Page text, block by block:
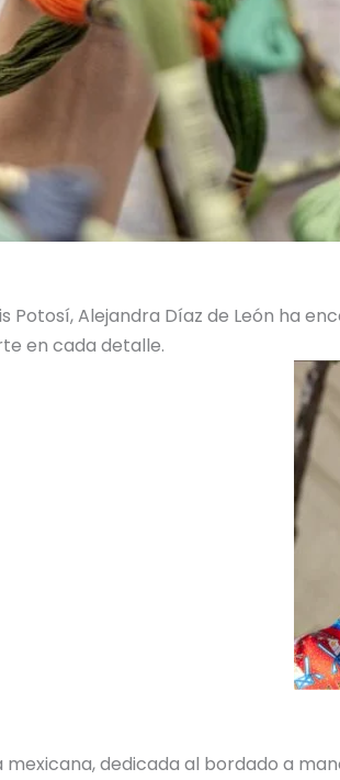
Potosí, Alejandra Díaz de León ha
en cada detalle.
dedicada al bordado a